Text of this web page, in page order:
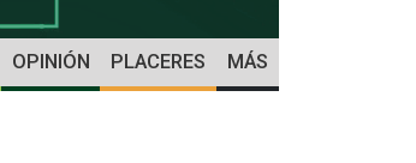
OPINIÓN PLACERES MÁS